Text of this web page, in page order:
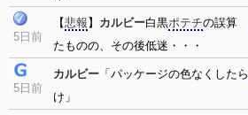
5日前
【悲報 】 カルビー白黒ポテチの誤算
たものの、その後低迷・・・
5日前
カルビー 「パッケージの色なくしたら
け」